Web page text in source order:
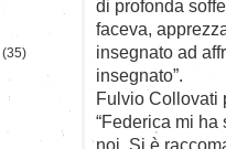
di profonda
faceva,
insegnato ad
insegnato”.
Fulvio Collovati
“Federica mi
noi. Si è
(35)